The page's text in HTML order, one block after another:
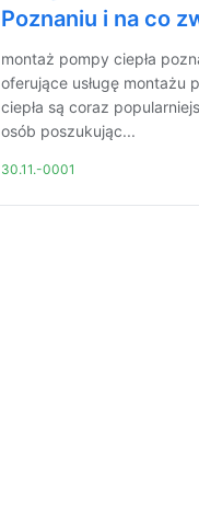
Poznaniu i na co
montaż pompy ciepła
oferujące usługę montażu
ciepła są coraz
osób poszukując...
30.11.-0001